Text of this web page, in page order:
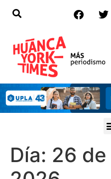
Día: 26